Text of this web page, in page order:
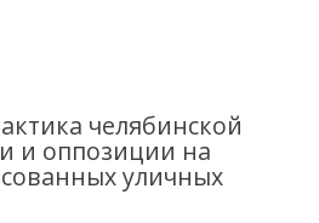
челябинской
и оппозиции на
уличных